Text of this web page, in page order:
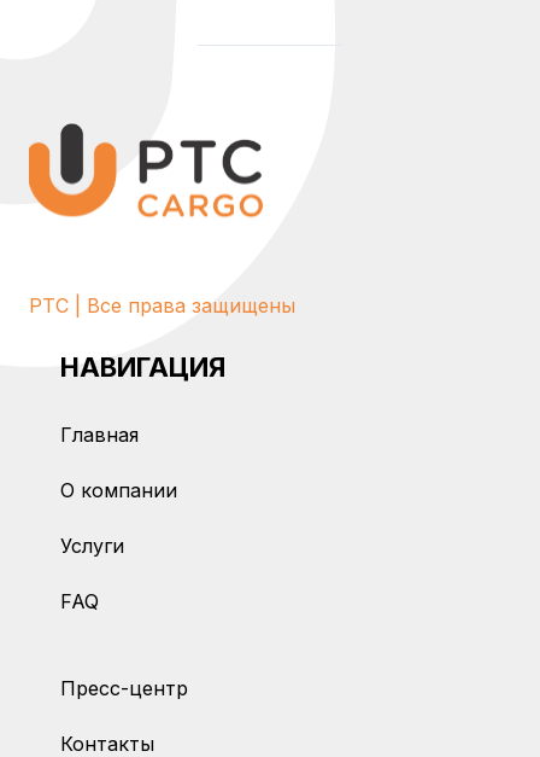
PTC | Все права защищены
НАВИГАЦИЯ
Главная
О компании
Услуги
FAQ
Пресс-центр
Контакты